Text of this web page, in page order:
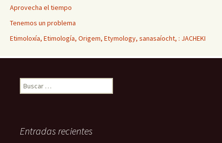
Aprovecha el tiempo
Tenemos un problema
Etimoloxía, Etimología, Origem, Etymology, sanasaíocht, : JACHEKI
Buscar:
Entradas recientes